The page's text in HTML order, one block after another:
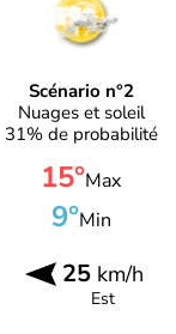
Scénario n°2
Nuages et soleil
31% de probabilité
15°Max
9°Min
25km/h
Est